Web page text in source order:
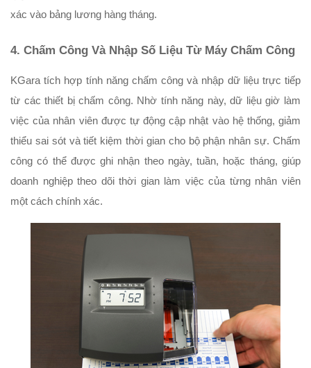
xác vào bảng lương hàng tháng.
4. Chấm Công Và Nhập Số Liệu Từ Máy Chấm Công
KGara tích hợp tính năng chấm công và nhập dữ liệu trực tiếp
từ các thiết bị chấm công. Nhờ tính năng này, dữ liệu giờ làm
việc của nhân viên được tự động cập nhật vào hệ thống, giảm
thiểu sai sót và tiết kiệm thời gian cho bộ phận nhân sự. Chấm
công có thể được ghi nhận theo ngày, tuần, hoặc tháng, giúp
doanh nghiệp theo dõi thời gian làm việc của từng nhân viên
một cách chính xác.